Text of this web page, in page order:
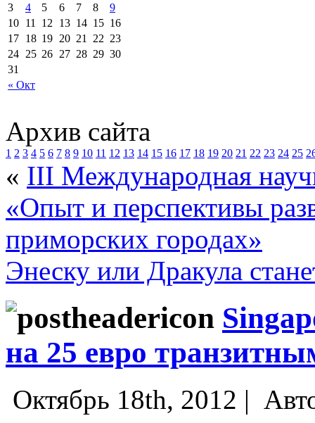
« Окт
3
4 5 6 7 8
9
10 11 12 13 14 15 16
17 18 19 20 21 22 23
24 25 26 27 28 29 30
31
Архив сайта
1 2 3 4 5 6 7 8 9 10 11 12 13 14 15 16 17 18 19 20 21 22 23 24 25
« III Международная
«Опыт и перспективы
приморских городах»
Энеску или Дракула
на 25 евро
Октябрь 18th, 2012 |